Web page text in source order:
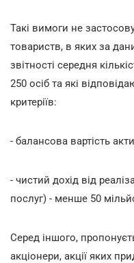
Такі вимоги не
товариств, в яких за
звітності середня
250 осіб та які
критеріїв:
- балансова вартість
- чистий дохід від
послуг) - менше 50
Серед іншого,
акціонери, акції яких